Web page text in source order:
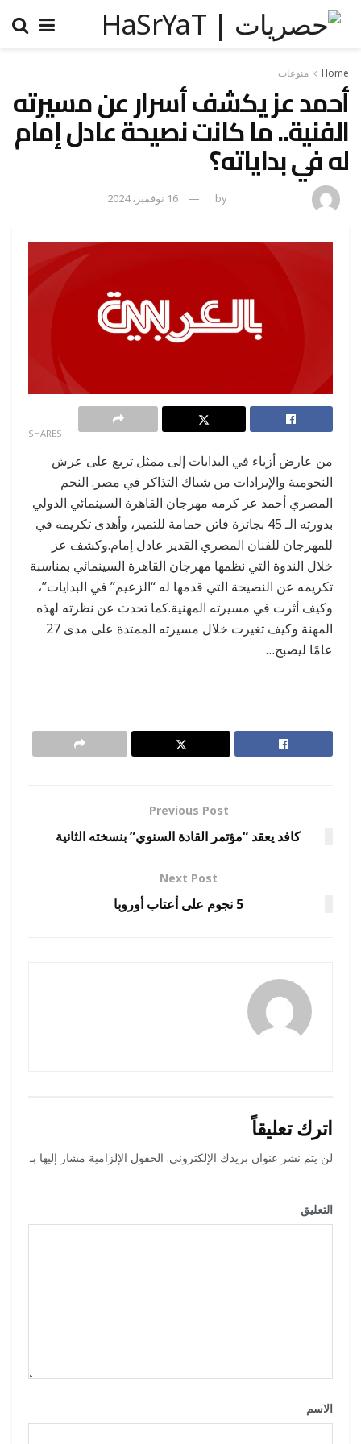
Home منوعات
أحمد عز يكشف أسرار عن مسيرته
الفنية.. ما كانت نصيحة عادل إمام
له في بداياته؟
by 16 نوفمبر، 2024
SHARES
من عارض أزياء في البدايات إلى ممثل تربع على عرش
النجومية والإيرادات من شباك التذاكر في مصر. النجم
المصري أحمد عز كرمه مهرجان القاهرة السينمائي الدولي
بدورته الـ 45 بجائزة فاتن حمامة للتميز، وأهدى تكريمه في
للمهرجان للفنان المصري القدير عادل إمام.وكشف عز
خلال الندوة التي نظمها مهرجان القاهرة السينمائي بمناسبة
تكريمه عن النصيحة التي قدمها له “الزعيم” في البدايات”،
وكيف أثرت في مسيرته المهنية.كما تحدث عن نظرته لهذه
المهنة وكيف تغيرت خلال مسيرته الممتدة على مدى 27
عامًا ليصبح…
Previous Post
كافد يعقد “مؤتمر القادة السنوي” بنسخته الثانية
Next Post
5 نجوم على أعتاب أوروبا
اترك تعليقاً
لن يتم نشر عنوان بريدك الإلكتروني. الحقول الإلزامية مشار إليها بـ
التعليق
الاسم